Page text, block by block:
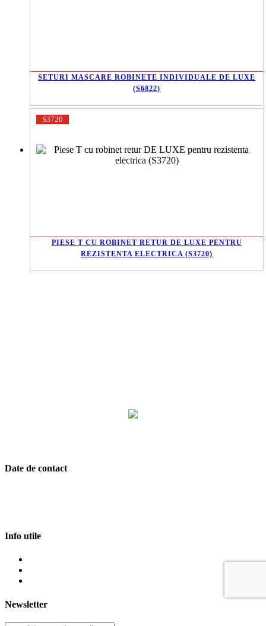
SETURI MASCARE ROBINETE INDIVIDUALE DE LUXE
(S6822)
S3720
PIESE T CU ROBINET RETUR DE LUXE PENTRU
REZISTENTA ELECTRICA (S3720)
Date de contact
Info utile
Newsletter